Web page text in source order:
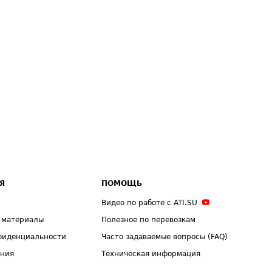
ПОМОЩЬ
Видео по работе с ATI.SU
Полезное по перевозкам
Часто задаваемые вопросы (FAQ)
Техническая информация